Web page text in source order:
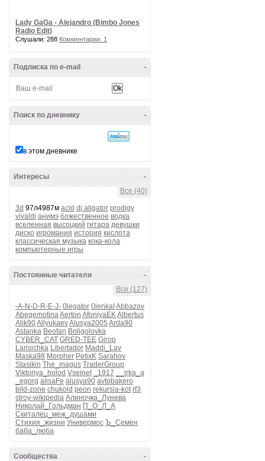
Lady GaGa - Alejandro (Bimbo Jones
Radio Edit)
Слушали: 288 Комментарии: 1
-
Подписка по e-mail
-
Поиск по дневнику
в этом дневнике
-
Интересы
Все (40)
3d 97л4987м acid dj aligator prodigy
vivaldi анимэ божественное водка
вселенная высоцкий гитара девушки
диско игромания история кислота
классическая музыка кока-кола
компьютерные игры
-
Постоянные читатели
Все (127)
-A-N-D-R-E-J- 0legator 0lenkaI Abbazov
AbegemotinaAerton AfoniyaEKAlbertus
Alik90AllyukaevAlusya2005 Arda90
Astanka Beofan Boligolovka
CYBER_CAT GRED-TEE Girop
Larisichka Libertador Maddi_Lav
Maska98 Morpher PetixK Sarahov
Stasikin The_magus TraderGroup
Viktoriya_holod Vseinet _1917
__irka_a
_egorg alisaFe alusya90 avtobakero
bild-zone chukold peon rekursia-kot rf3
stroy-wikipedia Алиночка_Лунева
Николай_Гольдман П_О_Л_А
Скиталец_меж_душами
Стихия_жизни Универмос Ъ_Семен
баба_люба
-
Сообщества